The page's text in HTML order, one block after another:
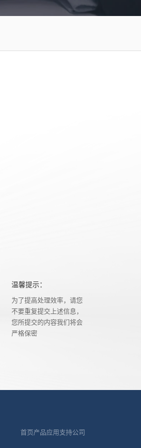
温馨提示：
为了提高处理效率，请您
不要重复提交上述信息，
您所提交的内容我们将会
严格保密
首页产品应用 支持公司